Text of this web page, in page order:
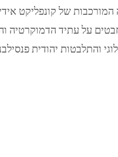
של קונפליקט
על עתיד הדמוקרטיה
והתלבטות יהודית